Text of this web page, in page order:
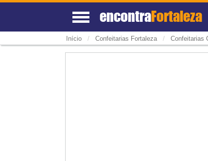
encontraFortaleza
Início / Confeitarias Fortaleza / Confeitarias